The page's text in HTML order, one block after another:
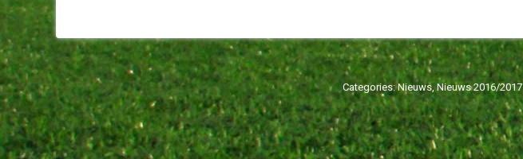
Categories:Nieuws,Nieuws 2016/2017